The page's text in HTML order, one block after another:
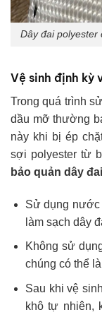
Dây đai
Vệ sinh định kỳ
Trong quá trình
dầu mỡ thường
này khi bị ép
sợi polyester từ
bảo quản dây
Sử dụng nước
làm sạch dây
Không sử
chúng có thể
Sau khi vệ
khô tự nhiên,